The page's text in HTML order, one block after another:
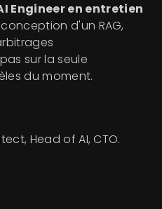
Engineer en entretien
d'un RAG,
sur la seule
du moment.
Head of AI, CTO.